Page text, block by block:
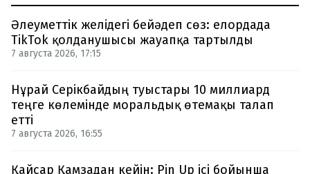
Әлеуметтік желідегі бейәдеп сөз: елордада
TikTok қолданушысы жауапқа тартылды
7 августа 2026, 17:15
Нұрай Серікбайдың туыстары 10 миллиард
теңге көлемінде моральдық өтемақы талап
етті
7 августа 2026, 16:55
Қайсар Қамзадан кейін: Pin Up ісі бойынша